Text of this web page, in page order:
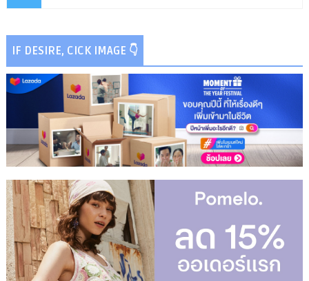
IF DESIRE, CICK IMAGE 👇